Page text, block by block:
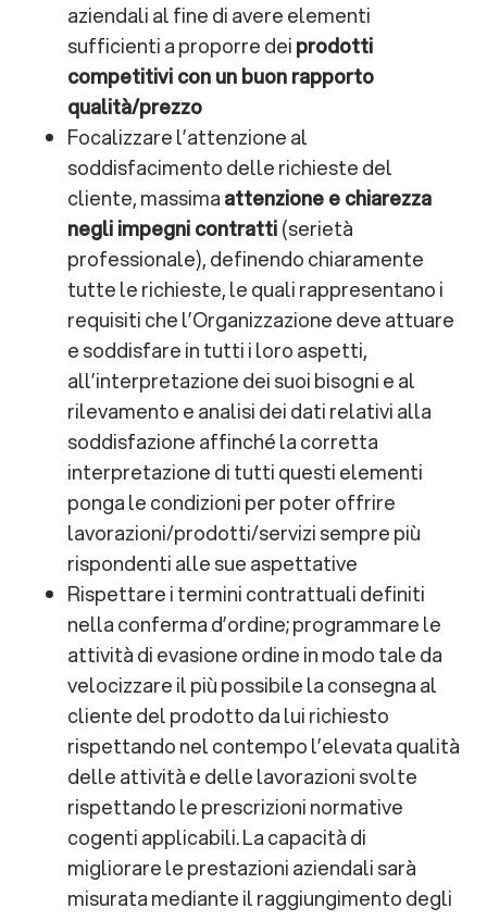
aziendali al fine di avere elementi
sufficienti a proporre deiprodotti
competitivi con un buon rapporto
qualità/prezzo
Focalizzare l’attenzione al
soddisfacimento delle richieste del
cliente, massimaattenzione e chiarezza
negli impegni contratti(serietà
professionale), definendo chiaramente
tutte le richieste, le quali rappresentano i
requisiti che l’Organizzazione deve attuare
e soddisfare in tutti i loro aspetti,
all’interpretazione dei suoi bisogni e al
rilevamento e analisi dei dati relativi alla
soddisfazione affinché la corretta
interpretazione di tutti questi elementi
ponga le condizioni per poter offrire
lavorazioni/prodotti/servizi sempre più
rispondenti alle sue aspettative
Rispettare i termini contrattuali definiti
nella conferma d’ordine; programmare le
attività di evasione ordine in modo tale da
velocizzare il più possibile la consegna al
cliente del prodotto da lui richiesto
rispettando nel contempo l’elevata qualità
delle attività e delle lavorazioni svolte
rispettando le prescrizioni normative
cogenti applicabili. La capacità di
migliorare le prestazioni aziendali sarà
misurata mediante il raggiungimento degli